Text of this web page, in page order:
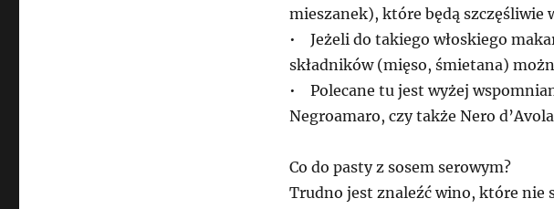
mieszanek), które będą szczęśliwie
• Jeżeli do takiego włoskiego
składników (mięso, śmietana)
• Polecane tu jest wyżej
Negroamaro, czy także Nero
Co do pasty z sosem serowym?
Trudno jest znaleźć wino, które nie